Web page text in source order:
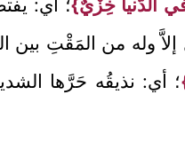
الدُّنيا خِزْيٌ}؛ أي:
وله من المَقْتِ بين
؛ أي: نذيقُه حَرَّها